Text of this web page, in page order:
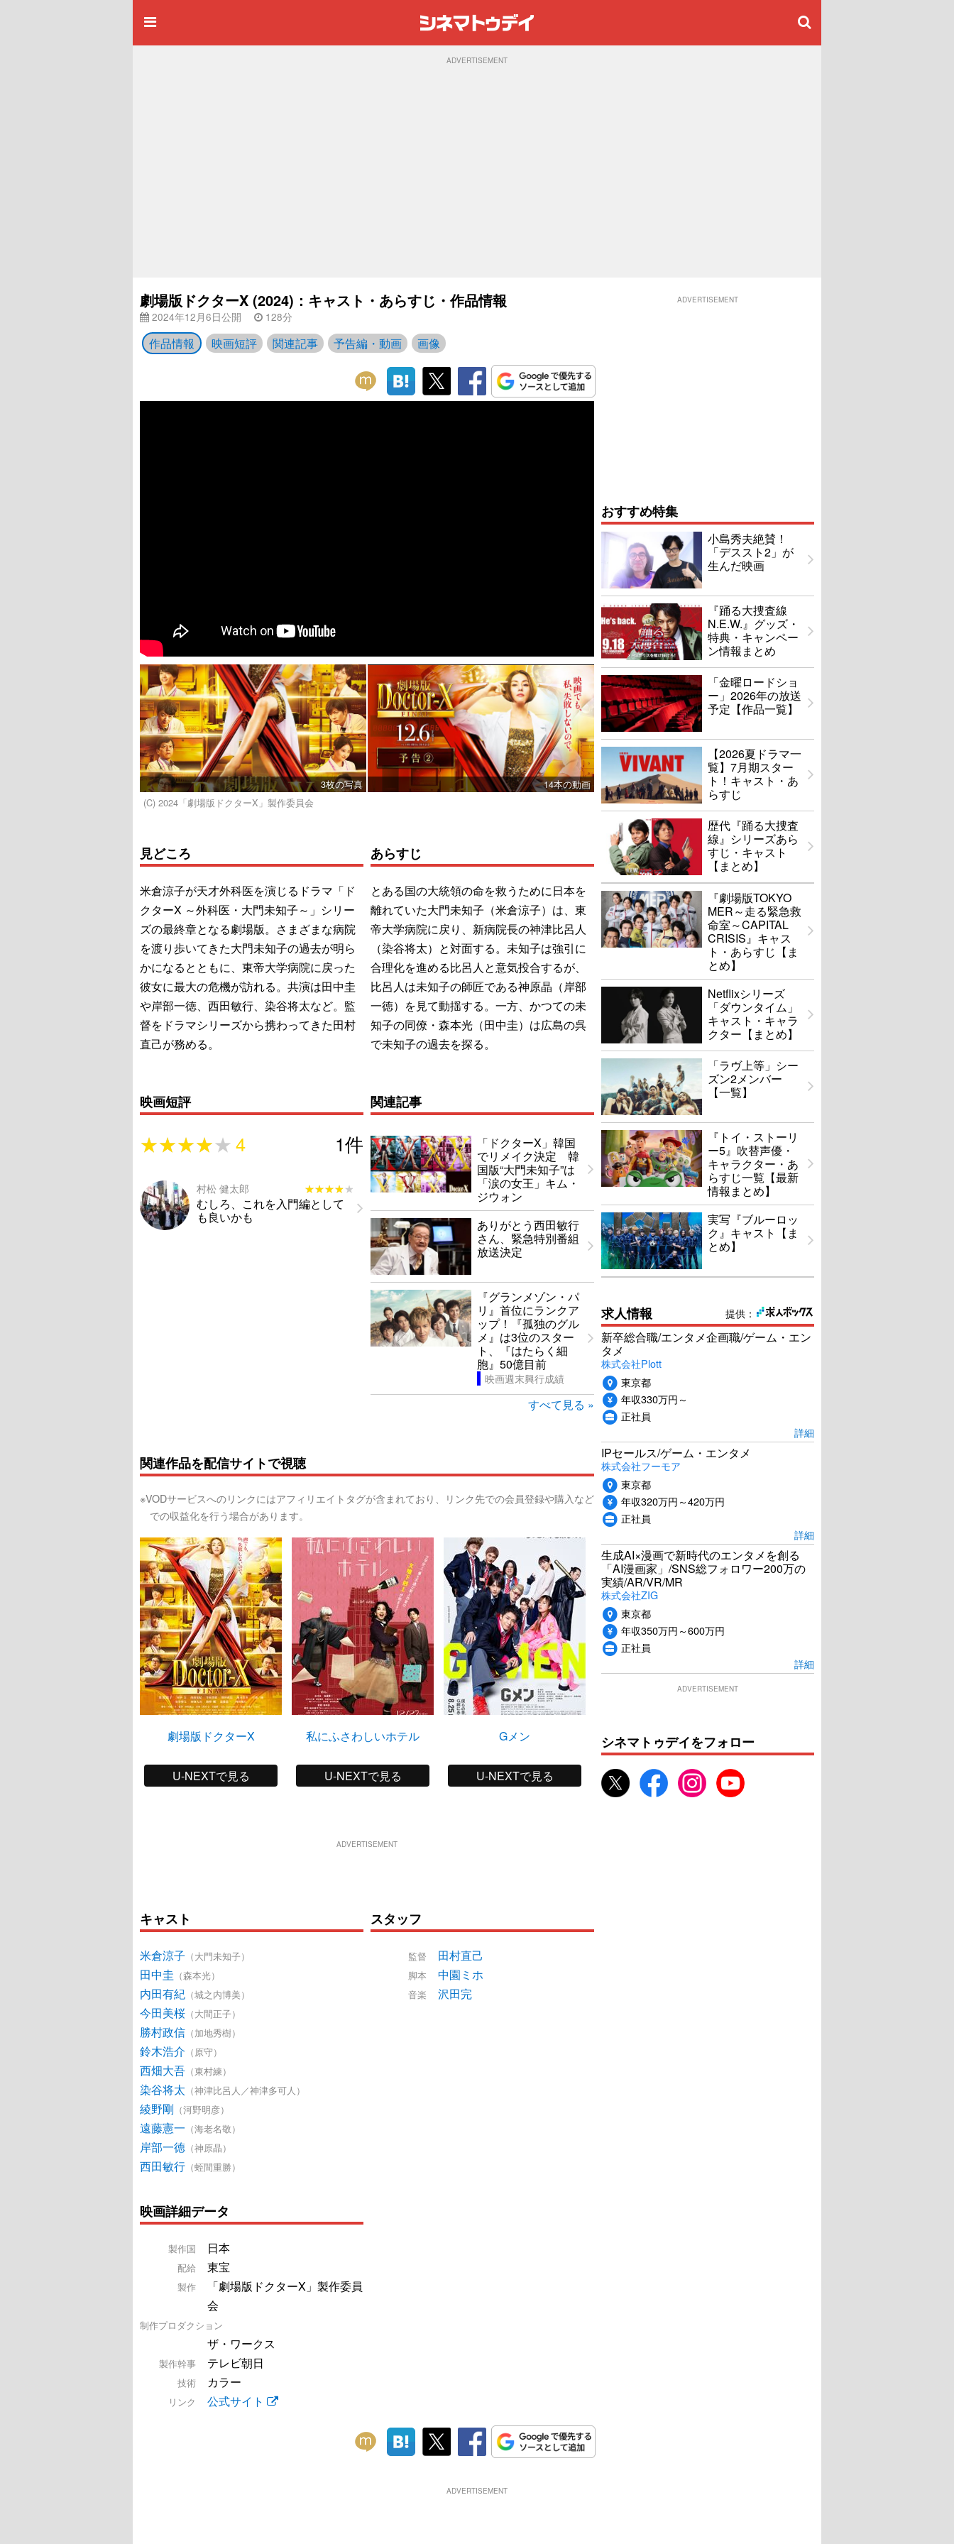
ADVERTISEMENT
劇場版ドクターX (2024)：キャスト・あらすじ・作品情報
2024年12月6日公開 128分
作品情報 映画短評 関連記事 予告編・動画 画像
3枚の写真
14本の動画
(C) 2024「劇場版ドクターX」製作委員会
見どころ
米倉涼子が天才外科医を演じるドラマ「ド
クターX ～外科医・大門未知子～」シリー
ズの最終章となる劇場版。さまざまな病院
を渡り歩いてきた大門未知子の過去が明ら
かになるとともに、東帝大学病院に戻った
彼女に最大の危機が訪れる。共演は田中圭
や岸部一徳、西田敏行、染谷将太など。監
督をドラマシリーズから携わってきた田村
直己が務める。
あらすじ
とある国の大統領の命を救うために日本を
離れていた大門未知子（米倉涼子）は、東
帝大学病院に戻り、新病院長の神津比呂人
（染谷将太）と対面する。未知子は強引に
合理化を進める比呂人と意気投合するが、
比呂人は未知子の師匠である神原晶（岸部
一徳）を見て動揺する。一方、かつての未
知子の同僚・森本光（田中圭）は広島の呉
で未知子の過去を探る。
映画短評
★★★★★
★★★★★4 1件
村松 健太郎 ★★★★★
★★★★★
むしろ、これを入門編として
も良いかも
関連記事
「ドクターX」韓国
でリメイク決定 韓
国版“大門未知子”は
「涙の女王」キム・
ジウォン
ありがとう西田敏行
さん、緊急特別番組
放送決定
『グランメゾン・パ
リ』首位にランクア
ップ！『孤独のグル
メ』は3位のスター
ト、『はたらく細
胞』50億目前
映画週末興行成績
すべて見る »
関連作品を配信サイトで視聴
※VODサービスへのリンクにはアフィリエイトタグが含まれており、リンク先での会員登録や購入など
での収益化を行う場合があります。
劇場版ドクターX
U-NEXTで見る
私にふさわしいホテル
U-NEXTで見る
Gメン
U-NEXTで見る
月の満ち欠け
U-NEXTで見る
ADVERTISEMENT
キャスト
米倉涼子 （大門未知子）
田中圭 （森本光）
内田有紀 （城之内博美）
今田美桜 （大間正子）
勝村政信 （加地秀樹）
鈴木浩介 （原守）
西畑大吾 （東村練）
染谷将太 （神津比呂人／神津多可人）
綾野剛 （河野明彦）
遠藤憲一 （海老名敬）
岸部一徳 （神原晶）
西田敏行 （蛭間重勝）
スタッフ
監督 田村直己
脚本 中園ミホ
音楽 沢田完
映画詳細データ
製作国 日本
配給 東宝
製作
「劇場版ドクターX」製作委員
会
制作プロダクション
ザ・ワークス
製作幹事 テレビ朝日
技術 カラー
リンク 公式サイト
ADVERTISEMENT
おすすめ特集
小島秀夫絶賛！
「デススト2」が
生んだ映画
『踊る大捜査線
N.E.W.』グッズ・
特典・キャンペー
ン情報まとめ
「金曜ロードショ
ー」2026年の放送
予定【作品一覧】
【2026夏ドラマ一
覧】7月期スター
ト！キャスト・あ
らすじ
歴代『踊る大捜査
線』シリーズあら
すじ・キャスト
【まとめ】
『劇場版TOKYO
MER～走る緊急救
命室～CAPITAL
CRISIS』キャス
ト・あらすじ【ま
とめ】
Netflixシリーズ
「ダウンタイム」
キャスト・キャラ
クター【まとめ】
「ラヴ上等」シー
ズン2メンバー
【一覧】
『トイ・ストーリ
ー5』吹替声優・
キャラクター・あ
らすじ一覧【最新
情報まとめ】
実写『ブルーロッ
ク』キャスト【ま
とめ】
提供：
求人情報
新卒総合職/エンタメ企画職/ゲーム・エン
タメ
株式会社Plott
東京都
年収330万円～
正社員
詳細
IPセールス/ゲーム・エンタメ
株式会社フーモア
東京都
年収320万円～420万円
正社員
詳細
生成AI×漫画で新時代のエンタメを創る
「AI漫画家」/SNS総フォロワー200万の
実績/AR/VR/MR
株式会社ZIG
東京都
年収350万円～600万円
正社員
詳細
ADVERTISEMENT
シネマトゥデイをフォロー
ADVERTISEMENT